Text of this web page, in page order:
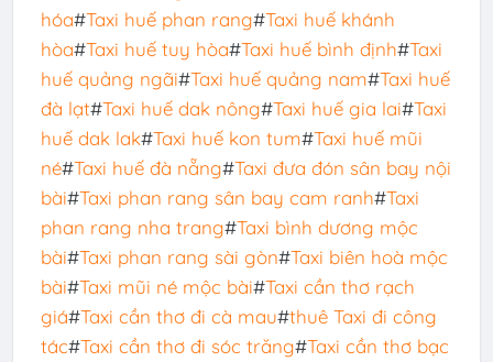
hóa#Taxi huế phan rang#Taxi huế khánh
hòa#Taxi huế tuy hòa#Taxi huế bình định#Taxi
huế quảng ngãi#Taxi huế quảng nam#Taxi huế
đà lạt#Taxi huế dak nông#Taxi huế gia lai#Taxi
huế dak lak#Taxi huế kon tum#Taxi huế mũi
né#Taxi huế đà nẵng#Taxi đưa đón sân bay nội
bài#Taxi phan rang sân bay cam ranh#Taxi
phan rang nha trang#Taxi bình dương mộc
bài#Taxi phan rang sài gòn#Taxi biên hoà mộc
bài#Taxi mũi né mộc bài#Taxi cần thơ rạch
giá#Taxi cần thơ đi cà mau#thuê Taxi đi công
tác#Taxi cần thơ đi sóc trăng#Taxi cần thơ bạc